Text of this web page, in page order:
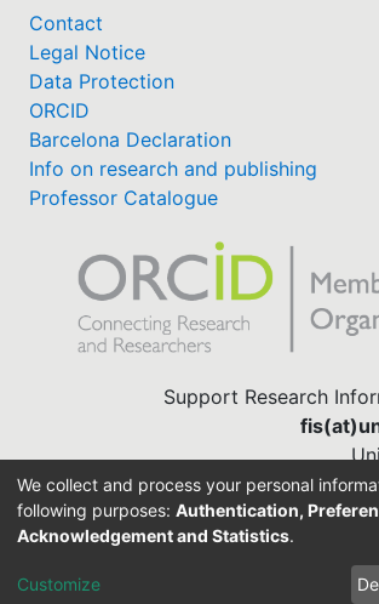
Contact
Legal Notice
Data Protection
ORCID
Barcelona Declaration
Info on research and publishing
Professor Catalogue
Support Research
DSpace-CRIS
We collect and process your personal
following purposes: Authentication,
Acknowledgement and Statistics.
Customize